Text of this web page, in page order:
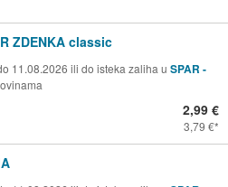
ZDENKA classic
11.08.2026 ili do isteka zaliha u SPAR -
2,99 €
3,79 €